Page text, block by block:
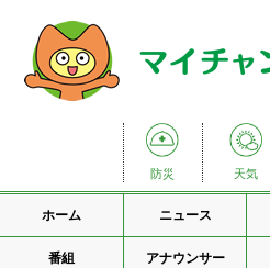
防災 天気
ホーム ニュース
番組 アナウンサー